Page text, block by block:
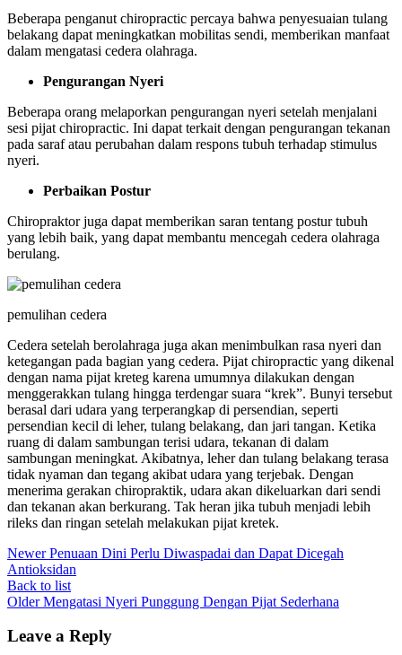
Beberapa penganut chiropractic percaya bahwa penyesuaian tulang
belakang dapat meningkatkan mobilitas sendi, memberikan manfaat
dalam mengatasi cedera olahraga.
Pengurangan Nyeri
Beberapa orang melaporkan pengurangan nyeri setelah menjalani
sesi pijat chiropractic. Ini dapat terkait dengan pengurangan tekanan
pada saraf atau perubahan dalam respons tubuh terhadap stimulus
nyeri.
Perbaikan Postur
Chiropraktor juga dapat memberikan saran tentang postur tubuh
yang lebih baik, yang dapat membantu mencegah cedera olahraga
berulang.
pemulihan cedera
Cedera setelah berolahraga juga akan menimbulkan rasa nyeri dan
ketegangan pada bagian yang cedera. Pijat chiropractic yang dikenal
dengan nama pijat kreteg karena umumnya dilakukan dengan
menggerakkan tulang hingga terdengar suara “krek”. Bunyi tersebut
berasal dari udara yang terperangkap di persendian, seperti
persendian kecil di leher, tulang belakang, dan jari tangan. Ketika
ruang di dalam sambungan terisi udara, tekanan di dalam
sambungan meningkat. Akibatnya, leher dan tulang belakang terasa
tidak nyaman dan tegang akibat udara yang terjebak. Dengan
menerima gerakan chiropraktik, udara akan dikeluarkan dari sendi
dan tekanan akan berkurang. Tak heran jika tubuh menjadi lebih
rileks dan ringan setelah melakukan pijat kretek.
Newer Penuaan Dini Perlu Diwaspadai dan Dapat Dicegah
Antioksidan
Back to list
Older Mengatasi Nyeri Punggung Dengan Pijat Sederhana
Leave a Reply